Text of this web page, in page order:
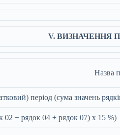
V. ВИЗНАЧЕННЯ
Назва
період (сума значень
02 + рядок 04 + рядок 07) x 15 %)